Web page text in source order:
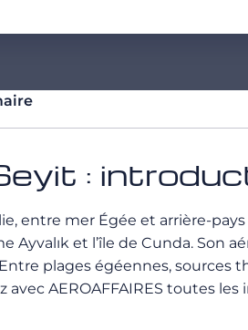
:
entre mer Égée et arrière-
Ayvalık et l’île de Cunda. Son
plages égéennes,
AEROAFFAIRES toutes les